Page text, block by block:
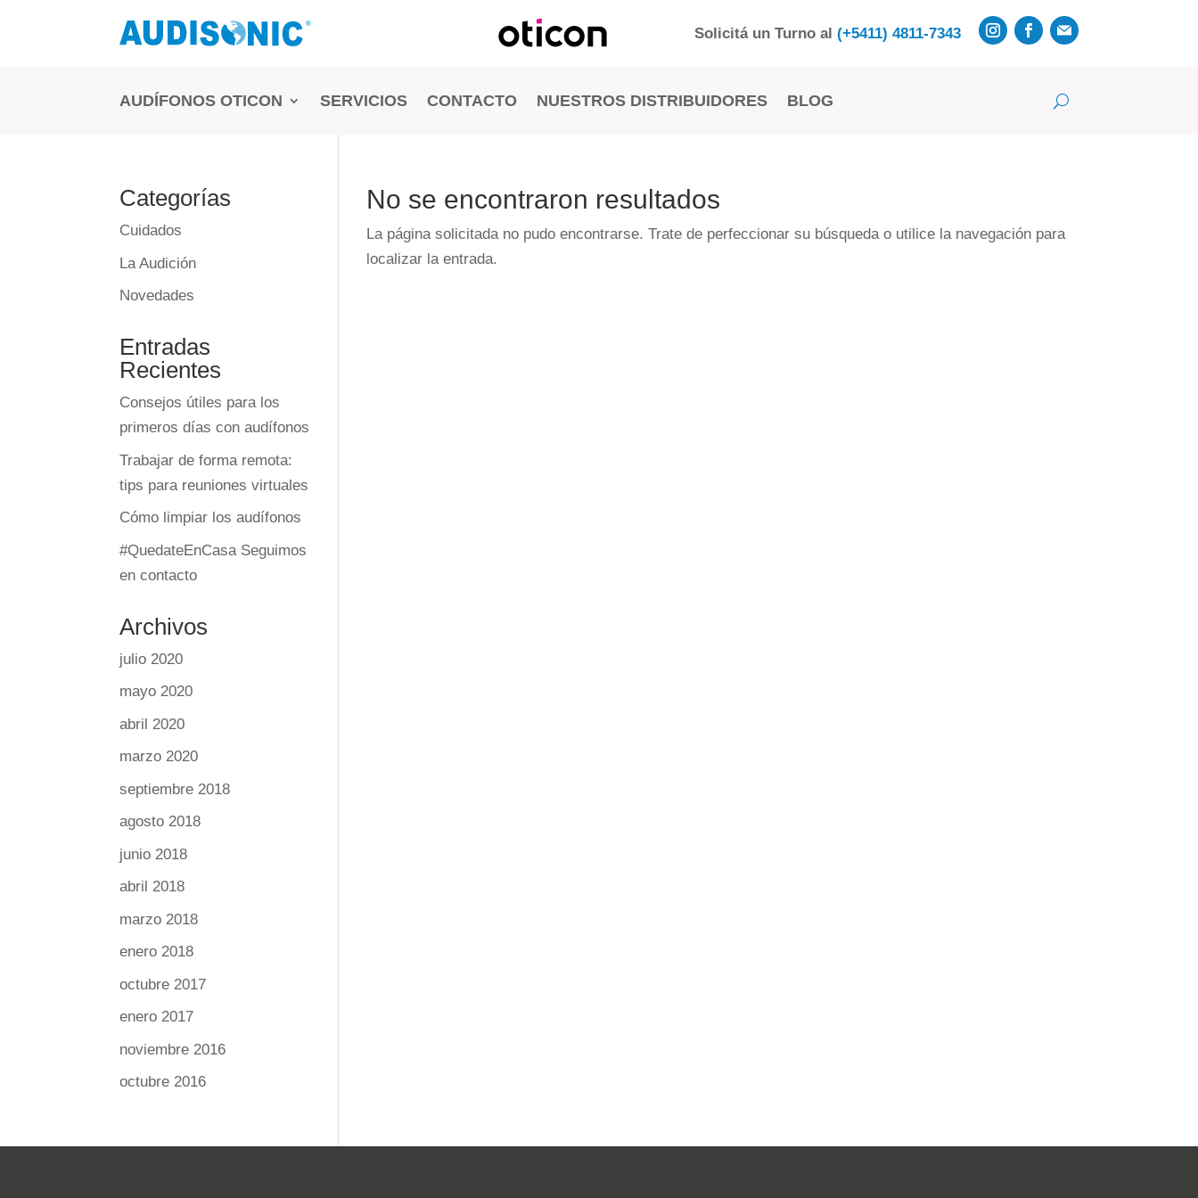
Solicitá un Turno al (+5411) 4811-7343
AUDÍFONOS OTICON SERVICIOS CONTACTO NUESTROS DISTRIBUIDORES BLOG
No se encontraron resultados
La página solicitada no pudo encontrarse. Trate de perfeccionar su búsqueda o utilice la navegación para
localizar la entrada.
Categorías
Cuidados
La Audición
Novedades
Entradas
Recientes
Consejos útiles para los
primeros días con audífonos
Trabajar de forma remota:
tips para reuniones virtuales
Cómo limpiar los audífonos
#QuedateEnCasa Seguimos
en contacto
Archivos
julio 2020
mayo 2020
abril 2020
marzo 2020
septiembre 2018
agosto 2018
junio 2018
abril 2018
marzo 2018
enero 2018
octubre 2017
enero 2017
noviembre 2016
octubre 2016